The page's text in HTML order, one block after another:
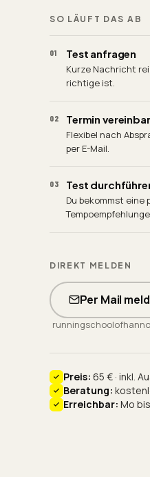
SO LÄUFT DAS AB
01 Test anfragen
Kurze Nachricht
richtige ist.
02 Termin
Flexibel nach
per E-Mail.
03 Test
Du bekommst
DIREKT MELDEN
Per Mail
Preis: 65 € · inkl.
Beratung:
Erreichbar: Mo